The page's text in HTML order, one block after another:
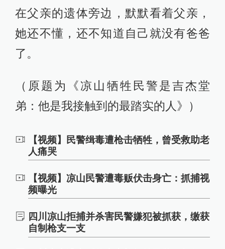
在父亲的遗体旁边，默默看着父亲，
她还不懂，还不知道自己就没有爸爸
了。
（原题为《凉山牺牲民警是吉杰堂
弟：他是我接触到的最踏实的人》）
【视频】民警缉毒遭枪击牺牲，曾受救助老
人痛哭
【视频】凉山民警遭毒贩伏击身亡：抓捕视
频曝光
四川凉山拒捕并杀害民警嫌犯被抓获，缴获
自制枪支一支